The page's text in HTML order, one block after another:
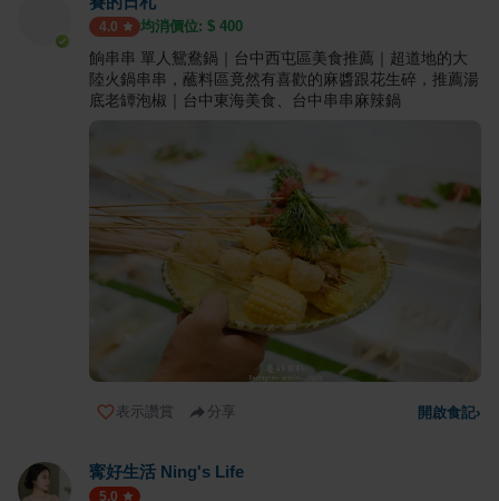
4.0 均消價位: $ 400
餉串串 單人鴛鴦鍋｜台中西屯區美食推薦｜超道地的大
陸火鍋串串，蘸料區竟然有喜歡的麻醬跟花生碎，推薦湯
底老罈泡椒｜台中東海美食、台中串串麻辣鍋
表示讚賞 分享 開啟食記›
寗好生活 Ning's Life
5.0